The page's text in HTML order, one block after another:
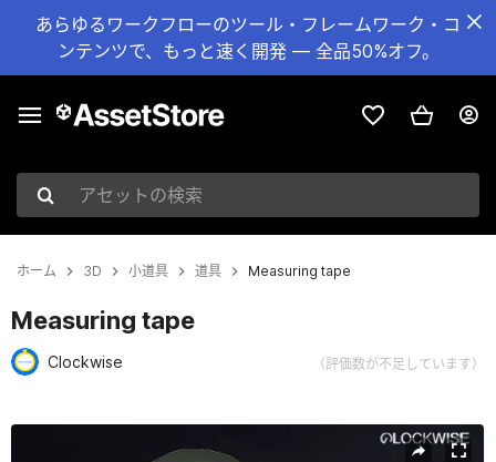
あらゆるワークフローのツール・フレームワーク・コ
ンテンツで、もっと速く開発 — 全品50%オフ。
アセットの検索
ホーム 3D 小道具 道具 Measuring tape
Measuring tape
Clockwise （評価数が不足しています）